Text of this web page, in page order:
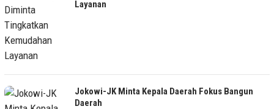
Layanan
Jokowi-JK Minta Kepala Daerah Fokus Bangun
Daerah